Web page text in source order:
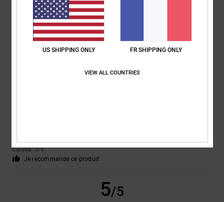
Afficher original - English
: 3/5 Rapport qualité / prix
Coloris: 5/5
Je recommande ce produit
5/5
US SHIPPING ONLY FR SHIPPING ONLY
VIEW ALL COUNTRIES